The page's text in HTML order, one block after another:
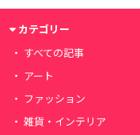
カテゴリー
すべての記事
アート
ファッション
雑貨・インテリア